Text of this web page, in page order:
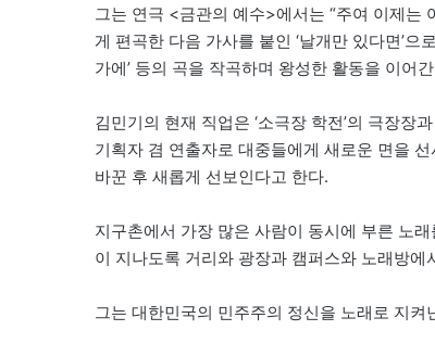
그는 연극 <금관의 예수>에서는 “주여 이제는
게 편곡한 다음 가사를 붙인 ‘날개만 있다면’
가에’ 등의 곡을 작곡하며 왕성한 활동을 이어
김민기의 현재 직업은 ‘소극장 학전’의 극장장
기획자 겸 연출자로 대중들에게 새로운 면을
바꾼 후 새롭게 선보인다고 한다.
지구촌에서 가장 많은 사람이 동시에 부른 노래
이 지나도록 거리와 광장과 캠퍼스와 노래방에
그는 대한민국의 민주주의 정신을 노래로 지켜